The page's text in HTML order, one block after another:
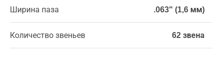
Ширина паза .063" (1,6 мм)
Количество звеньев 62 звена